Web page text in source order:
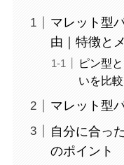
マレット型
由｜特徴と
ピン型
いを比較
マレット型
自分に合っ
のポイント